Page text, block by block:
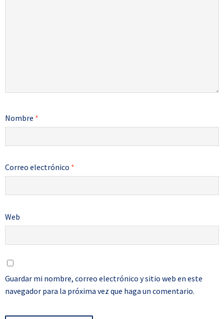
Nombre *
Correo electrónico *
Web
Guardar mi nombre, correo electrónico y sitio web en este
navegador para la próxima vez que haga un comentario.